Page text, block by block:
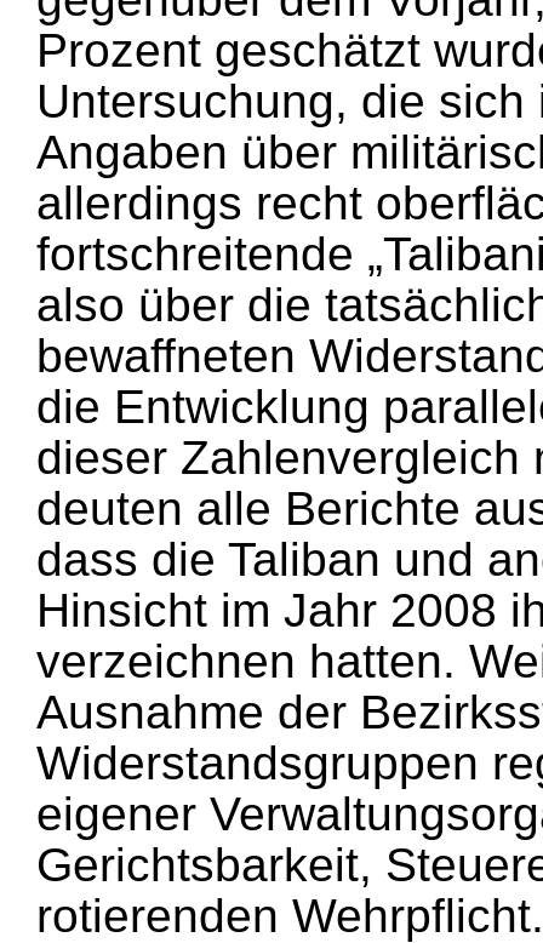
Prozent geschätzt
Untersuchung, die
Angaben über
allerdings recht
fortschreitende
also über die
bewaffneten
die Entwicklung
dieser Zahlenvergleich
deuten alle Berichte
dass die Taliban und
Hinsicht im Jahr 2008
verzeichnen hatten.
Ausnahme der
Widerstandsgruppen
eigener
Gerichtsbarkeit,
rotierenden Wehrpflicht.